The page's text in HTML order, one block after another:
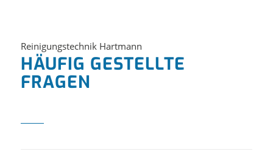
Reinigungstechnik Hartmann
HÄUFIG GESTELLTE
FRAGEN